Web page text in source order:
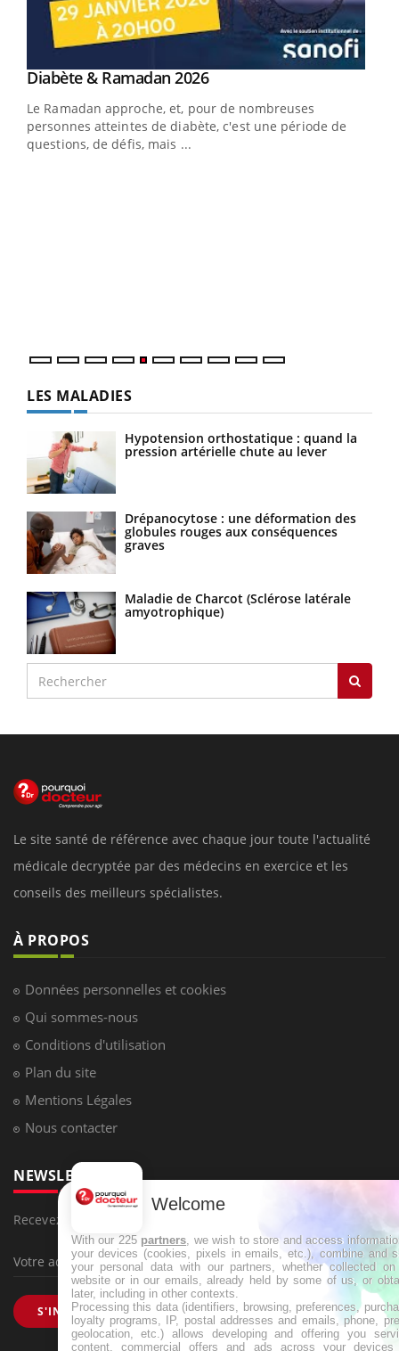
Youtube
Diabète & Ramadan 2026Youtube
Le Ramadan approche, et, pour de nombreuses
personnes atteintes de diabète, c'est une période de
questions, de défis, mais ...
LES MALADIES
Hypotension orthostatique : quand la
pression artérielle chute au lever
Drépanocytose : une déformation des
globules rouges aux conséquences
graves
Maladie de Charcot (Sclérose latérale
amyotrophique)
Le site santé de référence avec chaque jour toute l'actualité
médicale decryptée par des médecins en exercice et les
conseils des meilleurs spécialistes.
À PROPOS
Données personnelles et cookies
Qui sommes-nous
Conditions d'utilisation
Plan du site
Mentions Légales
Nous contacter
NEWSLETTER
Recevez toutes les semaines les meilleures infos santé
S'INSCRIRE
Welcome
With our 225 partners , we wish to store and access
your devices (cookies, pixels in emails, etc.), combine and
your personal data with our partners, whether collected
website or in our emails, already held by some of us, or
later, including in other contexts.
Processing this data (identifiers, browsing, preferences,
loyalty programs, IP, postal addresses and emails, phone,
geolocation, etc.) allows developing and offering you
content, commercial offers and ads across your devices